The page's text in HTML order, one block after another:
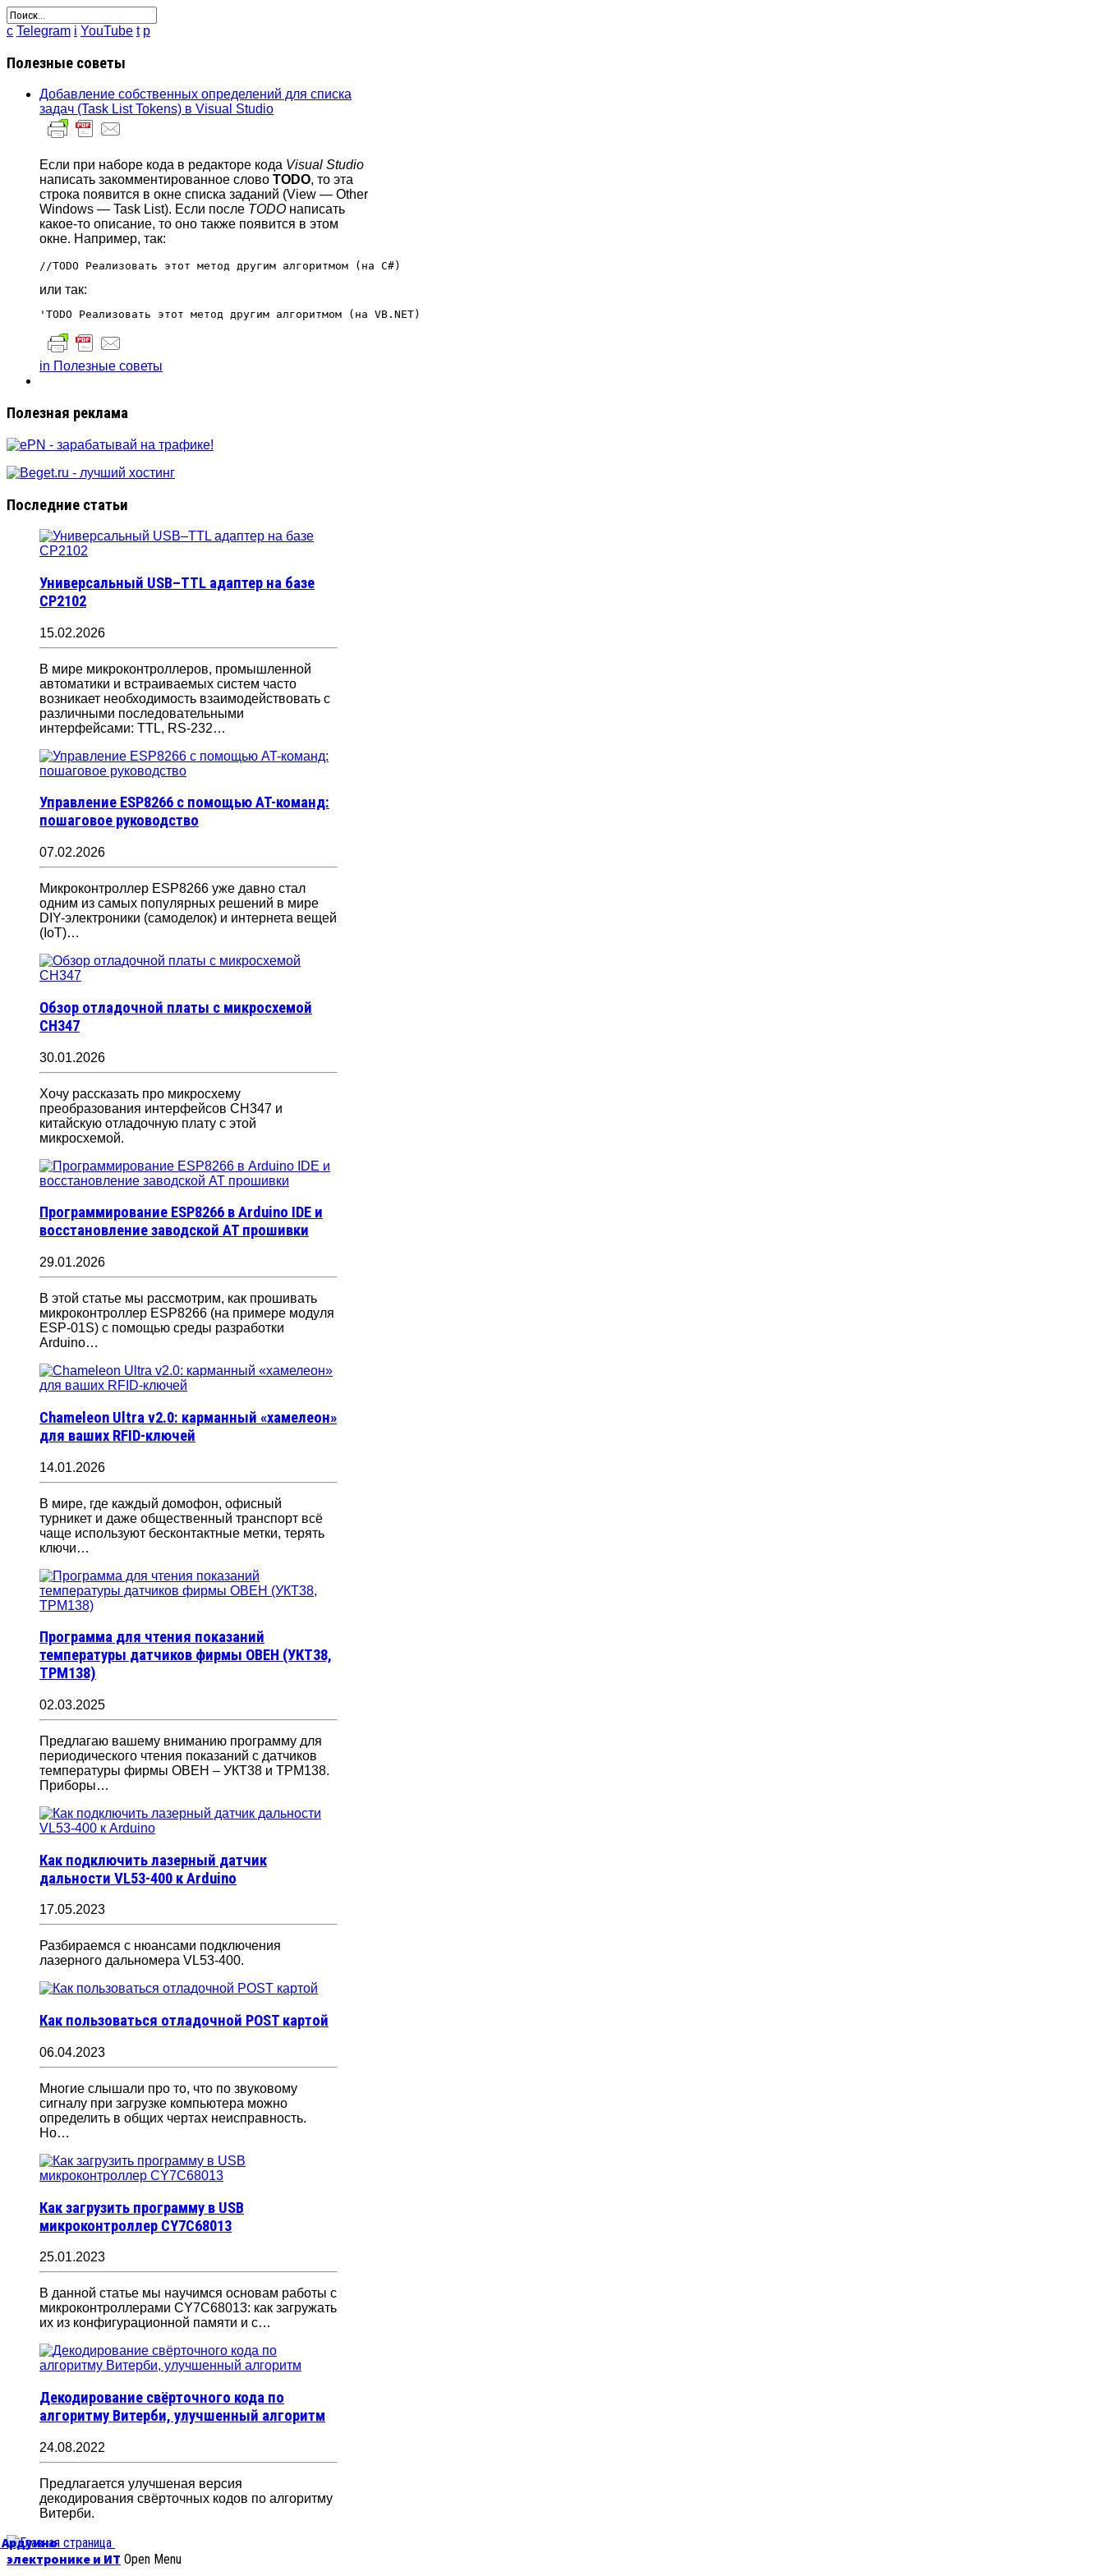
c Telegram i YouTube t p
Полезные советы
Добавление собственных определений для списка
задач (Task List Tokens) в Visual Studio
Если при наборе кода в редакторе кода Visual Studio
написать закомментированное слово TODO, то эта
строка появится в окне списка заданий (View — Other
Windows — Task List). Если после TODO написать
какое-то описание, то оно также появится в этом
окне. Например, так:
//TODO Реализовать этот метод другим алгоритмом (на C#)
или так:
'TODO Реализовать этот метод другим алгоритмом (на VB.NET)
in Полезные советы
Полезная реклама
Последние статьи
Универсальный USB–TTL адаптер на базе
CP2102
15.02.2026
В мире микроконтроллеров, промышленной
автоматики и встраиваемых систем часто
возникает необходимость взаимодействовать с
различными последовательными
интерфейсами: TTL, RS-232…
Управление ESP8266 с помощью AT-команд:
пошаговое руководство
07.02.2026
Микроконтроллер ESP8266 уже давно стал
одним из самых популярных решений в мире
DIY-электроники (самоделок) и интернета вещей
(IoT)…
Обзор отладочной платы с микросхемой
CH347
30.01.2026
Хочу рассказать про микросхему
преобразования интерфейсов CH347 и
китайскую отладочную плату с этой
микросхемой.
Программирование ESP8266 в Arduino IDE и
восстановление заводской AT прошивки
29.01.2026
В этой статье мы рассмотрим, как прошивать
микроконтроллер ESP8266 (на примере модуля
ESP-01S) с помощью среды разработки
Arduino…
Chameleon Ultra v2.0: карманный «хамелеон»
для ваших RFID-ключей
14.01.2026
В мире, где каждый домофон, офисный
турникет и даже общественный транспорт всё
чаще используют бесконтактные метки, терять
ключи…
Программа для чтения показаний
температуры датчиков фирмы ОВЕН (УКТ38,
ТРМ138)
02.03.2025
Предлагаю вашему вниманию программу для
периодического чтения показаний с датчиков
температуры фирмы ОВЕН – УКТ38 и ТРМ138.
Приборы…
Как подключить лазерный датчик
дальности VL53-400 к Arduino
17.05.2023
Разбираемся с нюансами подключения
лазерного дальномера VL53-400.
Как пользоваться отладочной POST картой
06.04.2023
Многие слышали про то, что по звуковому
сигналу при загрузке компьютера можно
определить в общих чертах неисправность.
Но…
Как загрузить программу в USB
микроконтроллер CY7C68013
25.01.2023
В данной статье мы научимся основам работы с
микроконтроллерами CY7C68013: как загружать
их из конфигурационной памяти и с…
Декодирование свёрточного кода по
алгоритму Витерби, улучшенный алгоритм
24.08.2022
Предлагается улучшеная версия
декодирования свёрточных кодов по алгоритму
Витерби.
Ардуино
электронике и ИТ Open Menu